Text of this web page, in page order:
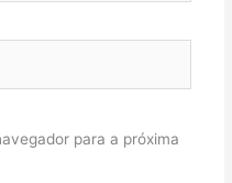
para a próxima